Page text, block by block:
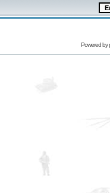
Powered by